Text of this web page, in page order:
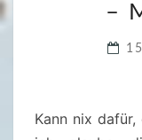
–
Kann nix